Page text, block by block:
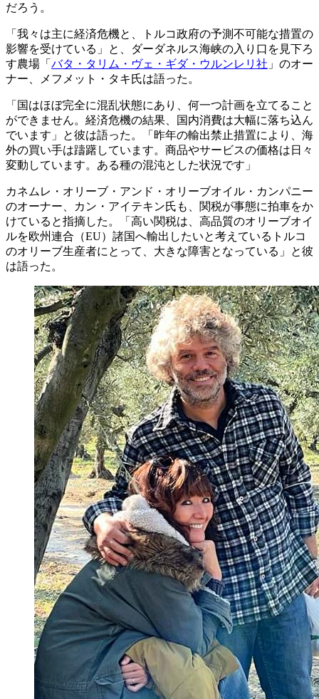
だろう。
「我々は主に経済危機と、トルコ政府の予測不可能な措置の
影響を受けている」と、ダーダネルス海峡の入り口を見下ろ
す農場「 バタ・タリム・ヴェ・ギダ・ウルンレリ社 」のオー
ナー、メフメット・タキ氏は語った。
「国はほぼ完全に混乱状態にあり、何一つ計画を立てること
ができません。経済危機の結果、国内消費は大幅に落ち込ん
でいます」と彼は語った。「昨年の輸出禁止措置により、海
外の買い手は躊躇しています。商品やサービスの価格は日々
変動しています。ある種の混沌とした状況です」
カネムレ・オリーブ・アンド・オリーブオイル・カンパニー
のオーナー、カン・アイテキン氏も、関税が事態に拍車をか
けていると指摘した。「高い関税は、高品質のオリーブオイ
ルを欧州連合（EU）諸国へ輸出したいと考えているトルコ
のオリーブ生産者にとって、大きな障害となっている」と彼
は語った。